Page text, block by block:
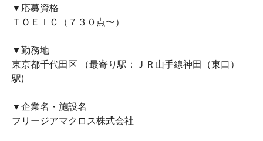
▼応募資格
ＴＯＥＩＣ（７３０点〜）
▼勤務地
東京都千代田区 （最寄り駅：ＪＲ山手線神田（東口）
駅)
▼企業名・施設名
フリージアマクロス株式会社